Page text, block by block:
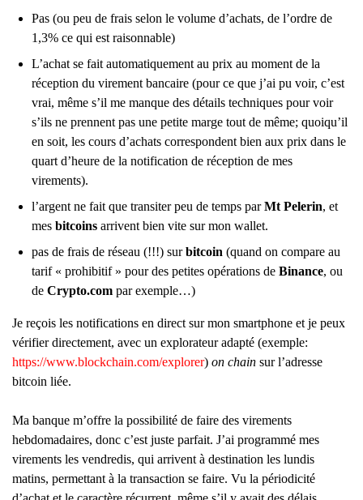
Pas (ou peu de frais selon le volume d’achats, de l’ordre de
1,3% ce qui est raisonnable)
L’achat se fait automatiquement au prix au moment de la
réception du virement bancaire (pour ce que j’ai pu voir, c’est
vrai, même s’il me manque des détails techniques pour voir
s’ils ne prennent pas une petite marge tout de même; quoiqu’il
en soit, les cours d’achats correspondent bien aux prix dans le
quart d’heure de la notification de réception de mes
virements).
l’argent ne fait que transiter peu de temps parMt Pelerin, et
mes bitcoins arrivent bien vite sur mon wallet.
pas de frais de réseau (!!!) surbitcoin (quand on compare au
tarif « prohibitif » pour des petites opérations de Binance, ou
de Crypto.com par exemple…)
Je reçois les notifications en direct sur mon smartphone et je peux
vérifier directement, avec un explorateur adapté (exemple:
https://www.blockchain.com/explorer) on chain sur l’adresse
bitcoin liée.
Ma banque m’offre la possibilité de faire des virements
hebdomadaires, donc c’est juste parfait. J’ai programmé mes
virements les vendredis, qui arrivent à destination les lundis
matins, permettant à la transaction se faire. Vu la périodicité